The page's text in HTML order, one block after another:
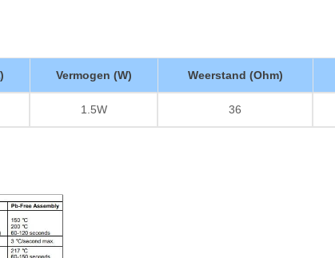
Vermogen (W) Weerstand (Ohm)
1.5W 36